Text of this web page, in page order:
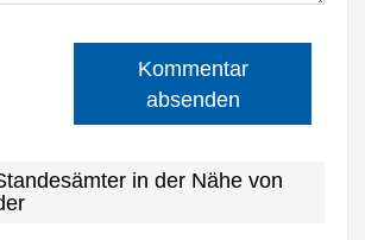
Kommentar
absenden
in der Nähe von